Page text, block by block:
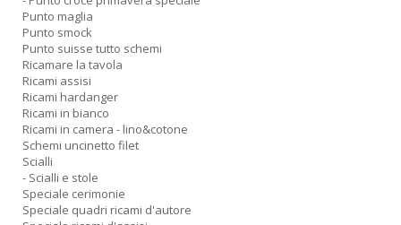
Punto maglia
Punto smock
Punto suisse tutto schemi
Ricamare la tavola
Ricami assisi
Ricami hardanger
Ricami in bianco
Ricami in camera - lino&cotone
Schemi uncinetto filet
Scialli
- Scialli e stole
Speciale cerimonie
Speciale quadri ricami d'autore